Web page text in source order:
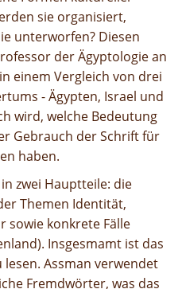
sie organisiert,
unterworfen? Diesen
der Ägyptologie an
einem Vergleich von drei
- Ägypten, Israel und
wird, welche Bedeutung
Gebrauch der Schrift für
haben.
zwei Hauptteile: die
Themen Identität,
sowie konkrete Fälle
Insgesmamt ist das
Assman verwendet
Fremdwörter, was das